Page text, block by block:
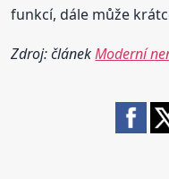
funkcí, dále může
Zdroj: článekModerní